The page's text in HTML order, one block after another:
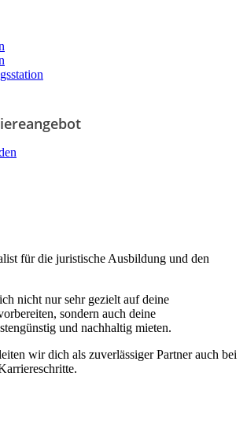
für die juristische Ausbildung und den
nicht nur sehr gezielt auf deine
sondern auch deine
und nachhaltig mieten.
wir dich als zuverlässiger Partner auch bei